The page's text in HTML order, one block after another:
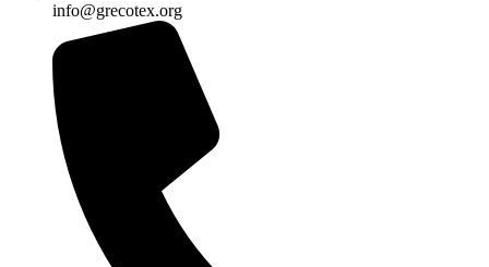
info@grecotex.org